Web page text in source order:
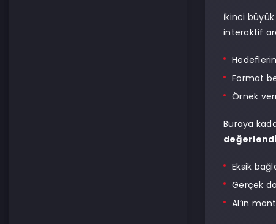
İkinci
interaktif
Format
Örnek
Buraya
Eksik
Gerçek
AI’ın